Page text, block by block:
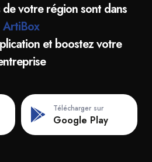
de votre région sont dans
ArtiBox
et boostez votre
Télécharger sur
Google Play